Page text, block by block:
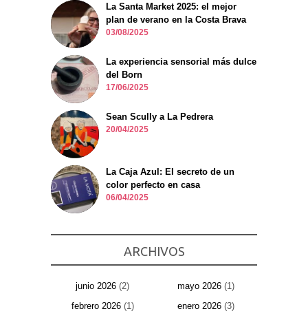
La Santa Market 2025: el mejor
plan de verano en la Costa Brava
03/08/2025
La experiencia sensorial más dulce
del Born
17/06/2025
Sean Scully a La Pedrera
20/04/2025
La Caja Azul: El secreto de un
color perfecto en casa
06/04/2025
ARCHIVOS
junio 2026 (2) mayo 2026(1)
febrero 2026(1) enero 2026(3)